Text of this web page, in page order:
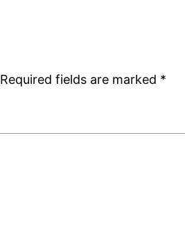
Required fields are marked *